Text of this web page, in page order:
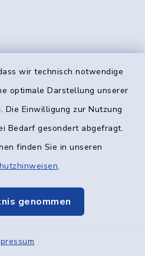
wir technisch notwendige
optimale Darstellung unserer
Die Einwilligung zur Nutzung
Bedarf gesondert abgefragt.
finden Sie in unseren
.
genommen
Kommunikation